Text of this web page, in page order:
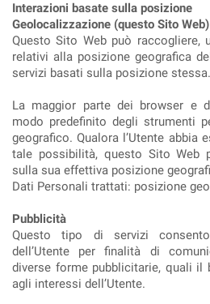
Interazioni basate sulla posizione
Geolocalizzazione (questo Sito Web)
Questo Sito Web può raccogliere,
relativi alla posizione geografica
servizi basati sulla posizione stessa.
La maggior parte dei browser e
modo predefinito degli strumenti
geografico. Qualora l’Utente abbia
tale possibilità, questo Sito Web
sulla sua effettiva posizione
Dati Personali trattati: posizione
Pubblicità
Questo tipo di servizi
dell’Utente per finalità di
diverse forme pubblicitarie, quali il
agli interessi dell’Utente.